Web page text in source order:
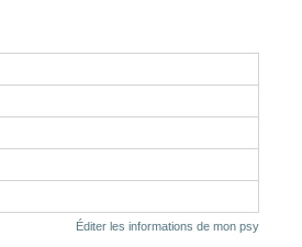
Éditer les informations de mon psy